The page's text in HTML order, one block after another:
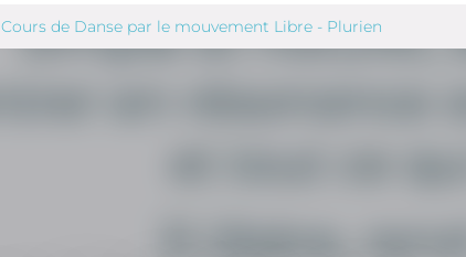
Cours de Danse par le mouvement Libre - Plurien